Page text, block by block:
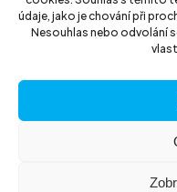
údaje, jako je chování při
Nesouhlas nebo odvolání
IČ: 14889811
© 2026 ITS akciová